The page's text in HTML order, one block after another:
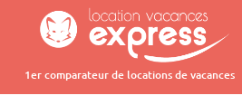
1er comparateur de locations de vacances